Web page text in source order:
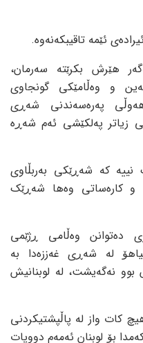
ئێمە تاقیبکەنەوە.
هێرش بکرێتە سەرمان،
و وەڵامێکی گونجاوی
هەوڵی پەرەسەندنی شەڕی
زیاتر پەلکێشی ئەم شەڕە
نییە کە شەڕێکی بەربڵاوی
و کارەساتی وەها شەڕێک
دەتوانن وەڵامی ڕژێمی
لە شەڕی غەززەدا بە
بوو نەگەیشت، لە لوبنانیش
کات واز لە پاڵپشتیکردنی
بۆ لوبنان ئەمەم دووپات